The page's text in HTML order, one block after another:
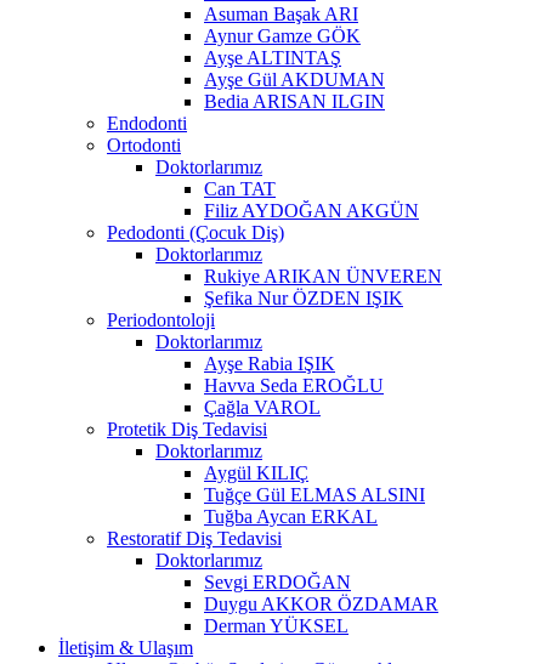
Asuman Başak ARI
Aynur Gamze GÖK
Ayşe ALTINTAŞ
Ayşe Gül AKDUMAN
Bedia ARISAN ILGIN
Endodonti
Ortodonti
Doktorlarımız
Can TAT
Filiz AYDOĞAN AKGÜN
Pedodonti (Çocuk Diş)
Doktorlarımız
Rukiye ARIKAN ÜNVEREN
Şefika Nur ÖZDEN IŞIK
Periodontoloji
Doktorlarımız
Ayşe Rabia IŞIK
Havva Seda EROĞLU
Çağla VAROL
Protetik Diş Tedavisi
Doktorlarımız
Aygül KILIÇ
Tuğçe Gül ELMAS ALSINI
Tuğba Aycan ERKAL
Restoratif Diş Tedavisi
Doktorlarımız
Sevgi ERDOĞAN
Duygu AKKOR ÖZDAMAR
Derman YÜKSEL
İletişim & Ulaşım